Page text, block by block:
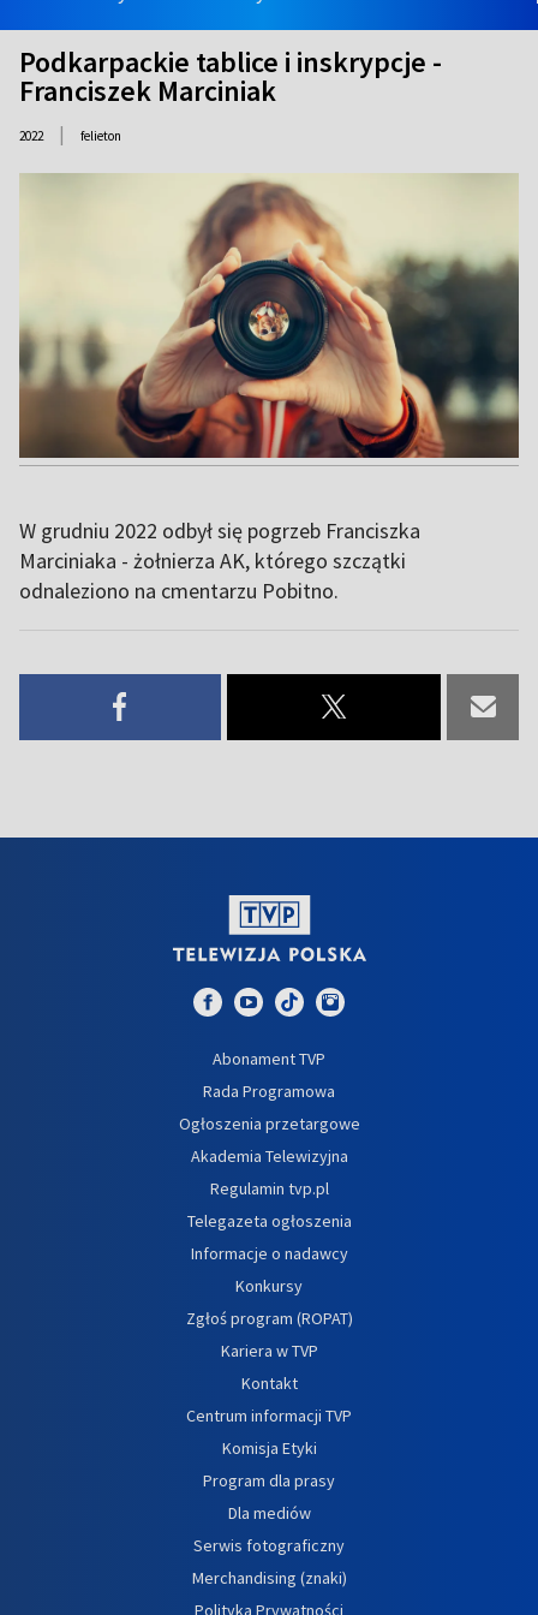
Podkarpackie tablice i inskrypcje -
Franciszek Marciniak
2022 | felieton
W grudniu 2022 odbył się pogrzeb Franciszka
Marciniaka - żołnierza AK, którego szczątki
odnaleziono na cmentarzu Pobitno.
Abonament TVP
Rada Programowa
Ogłoszenia przetargowe
Akademia Telewizyjna
Regulamin tvp.pl
Telegazeta ogłoszenia
Informacje o nadawcy
Konkursy
Zgłoś program (ROPAT)
Kariera w TVP
Kontakt
Centrum informacji TVP
Komisja Etyki
Program dla prasy
Dla mediów
Serwis fotograficzny
Merchandising (znaki)
Polityka Prywatności